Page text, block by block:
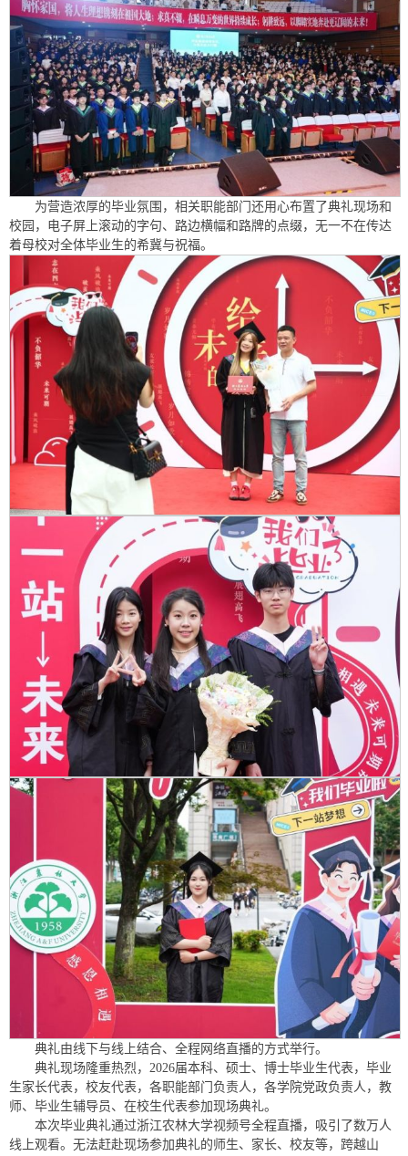
为营造浓厚的毕业氛围，相关职能部门还用心布置了典礼现场和
校园，电子屏上滚动的字句、路边横幅和路牌的点缀，无一不在传达
着母校对全体毕业生的希冀与祝福。
典礼由线下与线上结合、全程网络直播的方式举行。
典礼现场隆重热烈，2026届本科、硕士、博士毕业生代表，毕业
生家长代表，校友代表，各职能部门负责人，各学院党政负责人，教
师、毕业生辅导员、在校生代表参加现场典礼。
本次毕业典礼通过浙江农林大学视频号全程直播，吸引了数万人
线上观看。无法赶赴现场参加典礼的师生、家长、校友等，跨越山